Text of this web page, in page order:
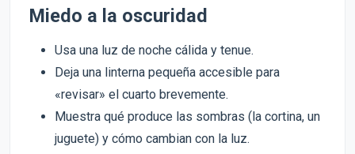
Miedo a la oscuridad
Usa una luz de noche cálida y tenue.
Deja una linterna pequeña accesible para
«revisar» el cuarto brevemente.
Muestra qué produce las sombras (la cortina, un
juguete) y cómo cambian con la luz.